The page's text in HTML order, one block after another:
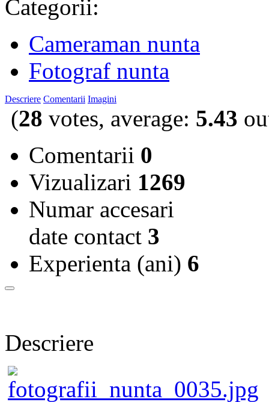
Categorii:
Cameraman nunta
Fotograf nunta
Descriere Comentarii Imagini
(28 votes, average: 5.43
Comentarii 0
Vizualizari 1269
Numar accesari
date contact 3
Experienta (ani) 6
Descriere